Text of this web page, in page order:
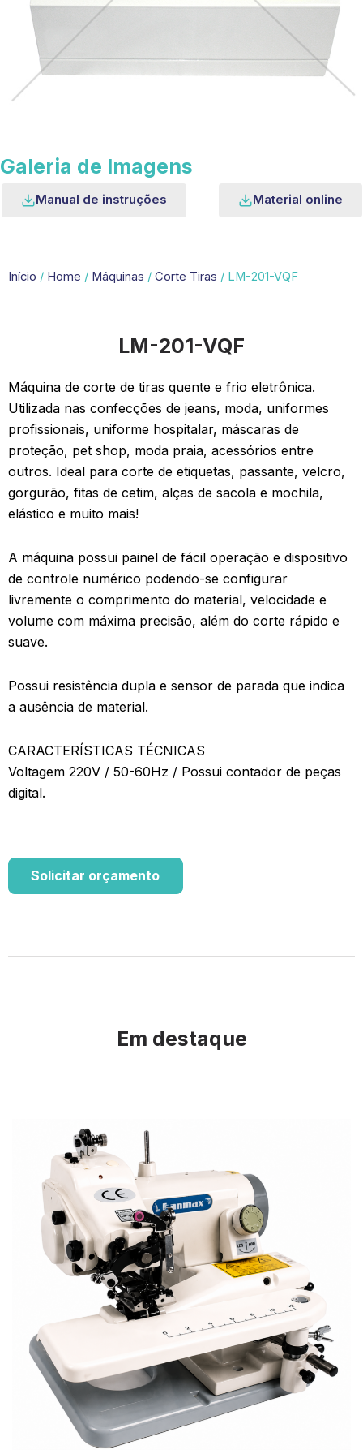
Galeria de Imagens
Manual de instruções Material online
Início / Home / Máquinas / Corte Tiras / LM-201-VQF
LM-201-VQF
Máquina de corte de tiras quente e frio eletrônica.
Utilizada nas confecções de jeans, moda, uniformes
profissionais, uniforme hospitalar, máscaras de
proteção, pet shop, moda praia, acessórios entre
outros. Ideal para corte de etiquetas, passante, velcro,
gorgurão, fitas de cetim, alças de sacola e mochila,
elástico e muito mais!
A máquina possui painel de fácil operação e dispositivo
de controle numérico podendo-se configurar
livremente o comprimento do material, velocidade e
volume com máxima precisão, além do corte rápido e
suave.
Possui resistência dupla e sensor de parada que indica
a ausência de material.
CARACTERÍSTICAS TÉCNICAS
Voltagem 220V / 50-60Hz / Possui contador de peças
digital.
Solicitar orçamento
Em destaque